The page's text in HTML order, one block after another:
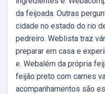
da feijoada. Outras
cidade no estado do rio
pedreiro. Weblista traz
preparar em casa e
e. Webalém da própria
feijão preto com carnes
acompanhamentos são